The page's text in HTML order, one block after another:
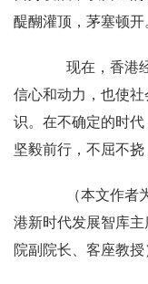
醍醐灌顶，茅塞顿开
现在，香港经
信心和动力，也使
识。在不确定的时代
坚毅前行，不屈不挠
（本文作者为
港新时代发展智库主
院副院长、客座教授